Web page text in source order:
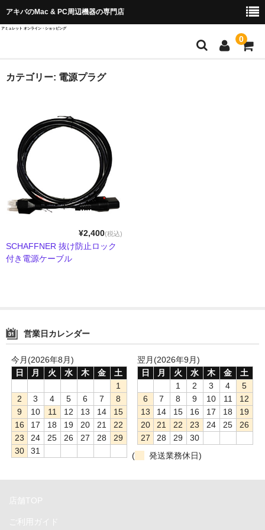
アキバのMac & PC周辺機器の専門店
アミュレット オンライン・ショッピング
0
店舗TOP
OWC＆AKiTiO
Wise Advanced
SPARKLE
QuattroPod
EZCast ProAV
RebDrive／FireRack
Lin4NeuroプリインストールPC
Shaffner
1URack2Mini
PCIe拡張ボックス
GPU拡張ボックス
カテゴリー: 電源プラグ
¥2,400(税込)
SCHAFFNER 抜け防止ロック
付き電源ケーブル
営業日カレンダー
今月(2026年8月)
日
月 火 水 木 金
土
1
2
3 4 5 6 7
8
9
10 11 12 13 14
15
16
17 18 19 20 21
22
23
24 25 26 27 28
29
30
31
翌月(2026年9月)
日
月 火 水 木 金
土
1
2 3 4
5
6
7 8 9 10 11
12
13
14 15 16 17 18
19
20
21 22 23 24 25
26
27
28 29
30
(
発送業務休日)
店舗TOP
ご利用ガイド